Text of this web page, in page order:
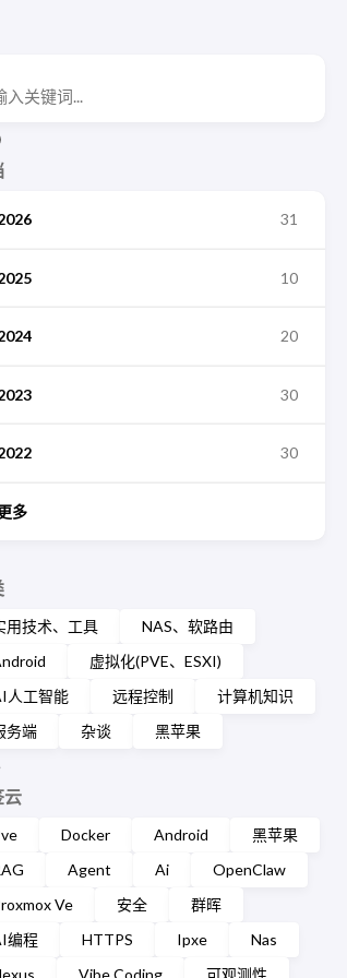
31
10
20
30
30
多
用技术、工具
NAS、软路由
虚拟化(PVE、ESXI)
人工智能
远程控制
计算机知识
务端
杂谈 黑苹果
云
Docker Android
黑苹果
Agent Ai
OpenClaw
Ve
安全
群晖
编程
HTTPS Ipxe
Nas
Vibe Coding 可观测性